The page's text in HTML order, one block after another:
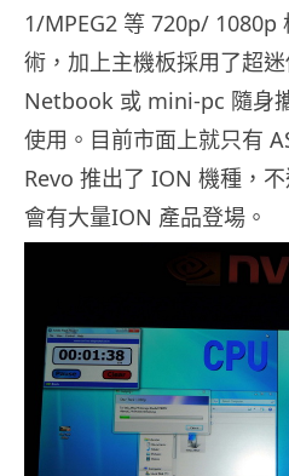
1/MPEG2 等 720p/ 1080p
術，加上主機板採用了超
Netbook 或 mini-pc 隨身
使用。目前市面上就只有
Revo 推出了 ION 機種，
會有大量ION 產品登場。